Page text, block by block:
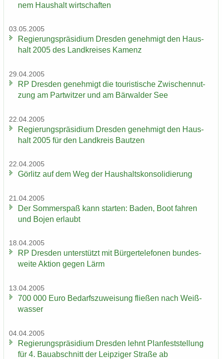
nem Haus­halt wirt­schaf­ten
03.05.2005
Re­gie­rungs­prä­si­di­um Dres­den ge­neh­migt den Haus­
halt 2005 des Land­krei­ses Ka­menz
29.04.2005
RP Dres­den ge­neh­migt die tou­ris­ti­sche Zwi­schen­nut­
zung am Part­wit­zer und am Bär­wal­der See
22.04.2005
Re­gie­rungs­prä­si­di­um Dres­den ge­neh­migt den Haus­
halt 2005 für den Land­kreis Baut­zen
22.04.2005
Gör­litz auf dem Weg der Haus­halts­kon­so­li­die­rung
21.04.2005
Der Som­mer­spaß kann star­ten: Baden, Boot fah­ren
und Bojen er­laubt
18.04.2005
RP Dres­den un­ter­stützt mit Bür­ger­te­le­fo­nen bun­des­
wei­te Ak­ti­on gegen Lärm
13.04.2005
700 000 Euro Be­darfs­zu­wei­sung flie­ßen nach Weiß­
was­ser
04.04.2005
Re­gie­rungs­prä­si­di­um Dres­den lehnt Plan­fest­stel­lung
für 4. Bau­ab­schnitt der Leip­zi­ger Stra­ße ab